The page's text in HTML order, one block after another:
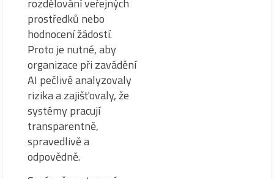
rozdělování veřejných
prostředků nebo
hodnocení žádostí.
Proto je nutné, aby
organizace při zavádění
AI pečlivě analyzovaly
rizika a zajišťovaly, že
systémy pracují
transparentně,
spravedlivě a
odpovědně.